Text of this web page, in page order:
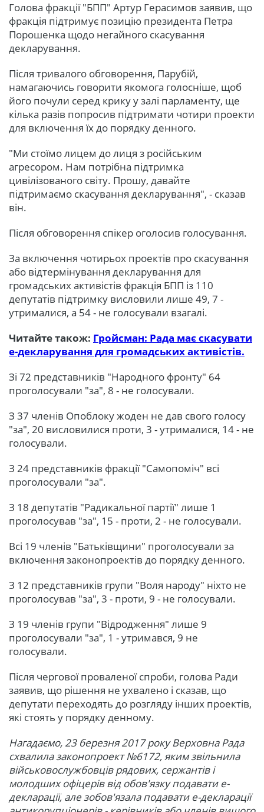
Голова фракції "БПП" Артур Герасимов заявив, що
фракція підтримує позицію президента Петра
Порошенка щодо негайного скасування
декларування.
Після тривалого обговорення, Парубій,
намагаючись говорити якомога голосніше, щоб
його почули серед крику у залі парламенту, ще
кілька разів попросив підтримати чотири проекти
для включення їх до порядку денного.
"Ми стоїмо лицем до лиця з російським
агресором. Нам потрібна підтримка
цивілізованого світу. Прошу, давайте
підтримаємо скасування декларування", - сказав
він.
Після обговорення спікер оголосив голосування.
За включення чотирьох проектів про скасування
або відтермінування декларування для
громадських активістів фракція БПП із 110
депутатів підтримку висловили лише 49, 7 -
утрималися, а 54 - не голосували взагалі.
Читайте також: Гройсман: Рада має скасувати
е-декларування для громадських активістів.
Зі 72 представників "Народного фронту" 64
проголосували "за", 8 - не голосували.
З 37 членів Опоблоку жоден не дав свого голосу
"за", 20 висловилися проти, 3 - утрималися, 14 - не
голосували.
З 24 представників фракції "Самопоміч" всі
проголосували "за".
З 18 депутатів "Радикальної партії" лише 1
проголосував "за", 15 - проти, 2 - не голосували.
Всі 19 членів "Батьківщини" проголосували за
включення законопроектів до порядку денного.
З 12 представників групи "Воля народу" ніхто не
проголосував "за", 3 - проти, 9 - не голосували.
З 19 членів групи "Відродження" лише 9
проголосували "за", 1 - утримався, 9 не
голосували.
Після чергової проваленої спроби, голова Ради
заявив, що рішення не ухвалено і сказав, що
депутати переходять до розгляду інших проектів,
які стоять у порядку денному.
Нагадаємо, 23 березня 2017 року Верховна Рада
схвалила законопроект №6172, яким звільнила
військовослужбовців рядових, сержантів і
молодших офіцерів від обов'язку подавати е-
декларації, але зобов'язала подавати е-декларації